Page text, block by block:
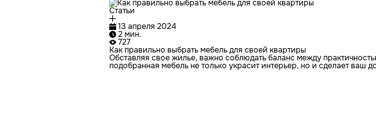
Статьи
13 апреля 2024
2 мин.
727
Как правильно выбрать мебель для своей квартиры
Обставляя свое жилье, важно соблюдать баланс между
подобранная мебель не только украсит интерьер, но и сделает ваш